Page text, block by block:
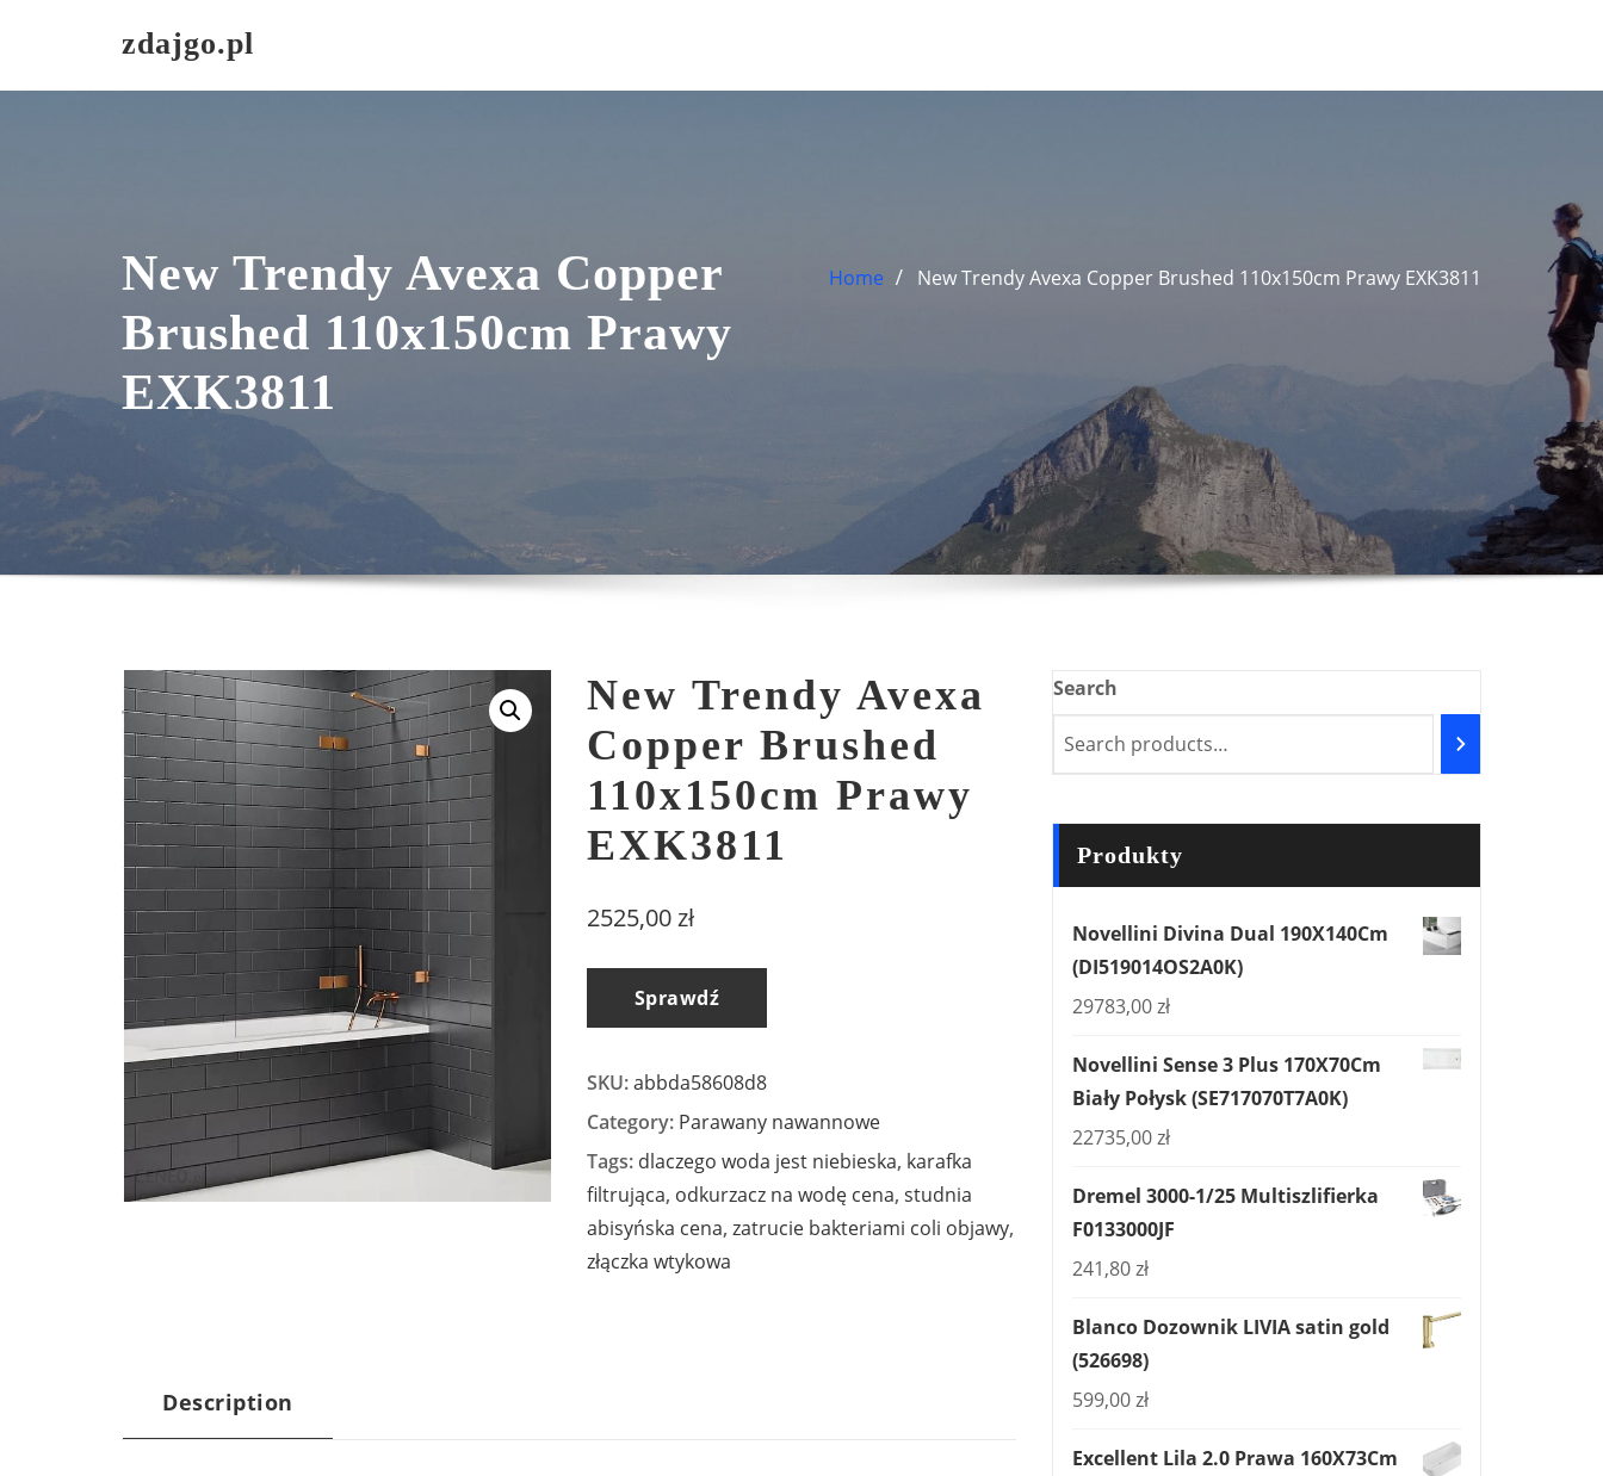
zdajgo.pl
New Trendy Avexa Copper
Brushed 110x150cm Prawy
EXK3811
Home New Trendy Avexa Copper Brushed 110x150cm Prawy EXK3811
New Trendy Avexa
Copper Brushed
110x150cm Prawy
EXK3811
2525,00zł
Sprawdź
SKU:abbda58608d8
Category: Parawany nawannowe
Tags: dlaczego woda jest niebieska, karafka
filtrująca, odkurzacz na wodę cena, studnia
abisyńska cena, zatrucie bakteriami coli objawy,
złączka wtykowa
Description
Search
Produkty
Novellini Divina Dual 190X140Cm
(DI519014OS2A0K)
29783,00zł
Novellini Sense 3 Plus 170X70Cm
Biały Połysk (SE717070T7A0K)
22735,00zł
Dremel 3000-1/25 Multiszlifierka
F0133000JF
241,80zł
Blanco Dozownik LIVIA satin gold
(526698)
599,00zł
Excellent Lila 2.0 Prawa 160X73Cm